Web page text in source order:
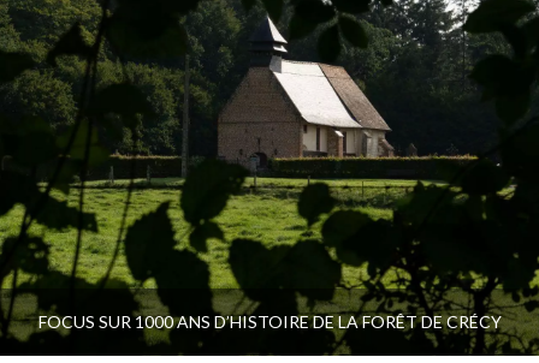
FOCUS SUR 1000 ANS D’HISTOIRE DE LA FORÊT DE CRÉCY